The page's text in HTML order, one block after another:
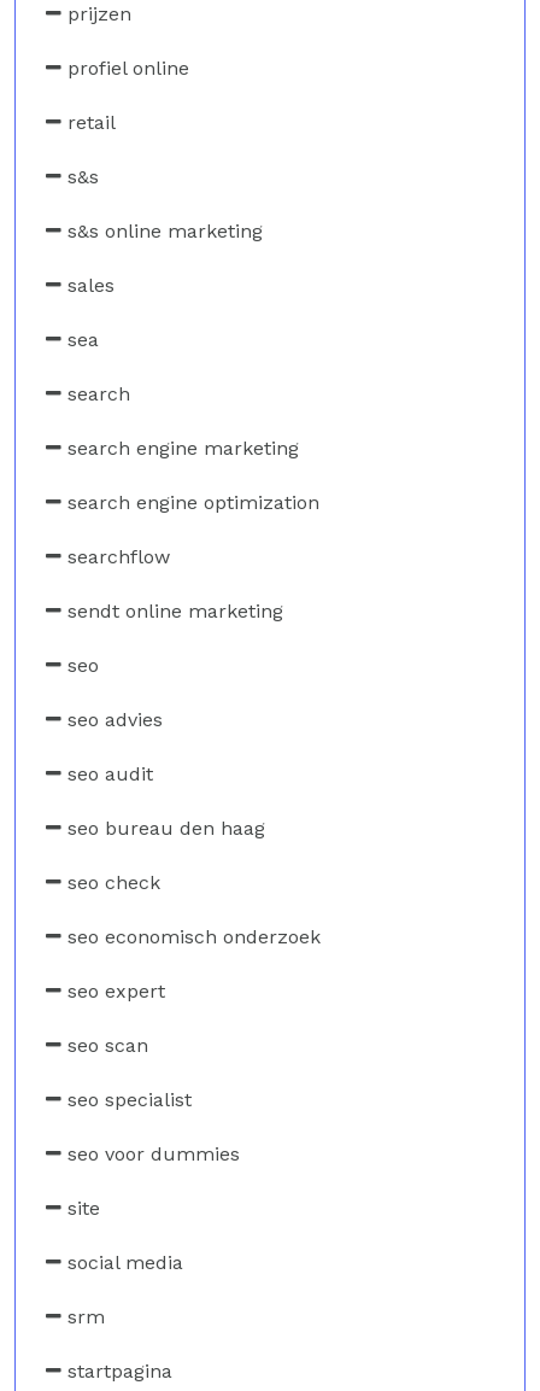
prijzen
profiel online
retail
s&s
s&s online marketing
sales
sea
search
search engine marketing
search engine optimization
searchflow
sendt online marketing
seo
seo advies
seo audit
seo bureau den haag
seo check
seo economisch onderzoek
seo expert
seo scan
seo specialist
seo voor dummies
site
social media
srm
startpagina